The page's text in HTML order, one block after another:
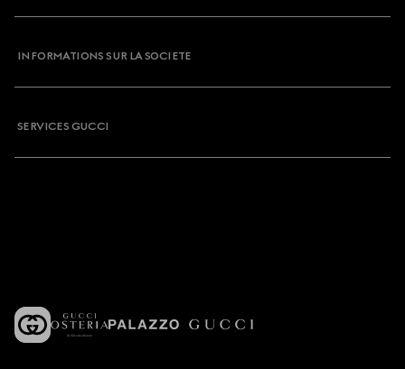
INFORMATIONS SUR LA SOCIETE
SERVICES GUCCI